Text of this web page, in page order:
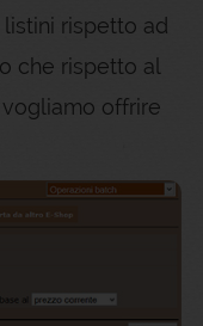
rispetto ad
che rispetto al
offrire